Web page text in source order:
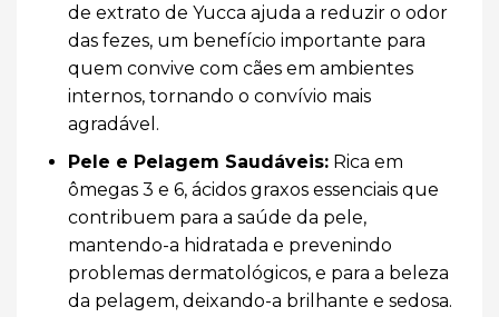
de extrato de Yucca ajuda a reduzir o odor
das fezes, um benefício importante para
quem convive com cães em ambientes
internos, tornando o convívio mais
agradável.
Pele e Pelagem Saudáveis:Rica em
ômegas 3 e 6, ácidos graxos essenciais que
contribuem para a saúde da pele,
mantendo-a hidratada e prevenindo
problemas dermatológicos, e para a beleza
da pelagem, deixando-a brilhante e sedosa.